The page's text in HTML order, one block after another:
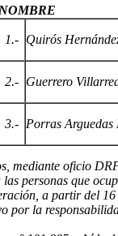
NOMBRE
1.- Quirós
2.- Guerrero
3.- Porras Arguedas
mediante oficio
personas que
a partir del
por la